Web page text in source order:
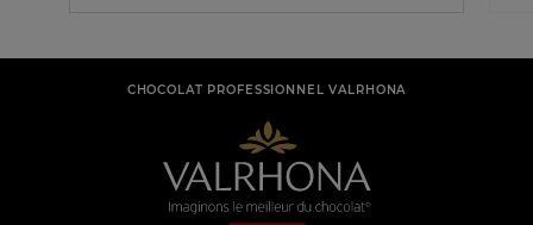
CHOCOLAT PROFESSIONNEL VALRHONA